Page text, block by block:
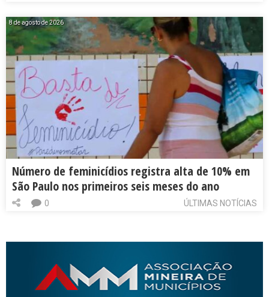
8 de agosto de 2026
Número de feminicídios registra alta de 10% em
São Paulo nos primeiros seis meses do ano
ÚLTIMAS NOTÍCIAS
0